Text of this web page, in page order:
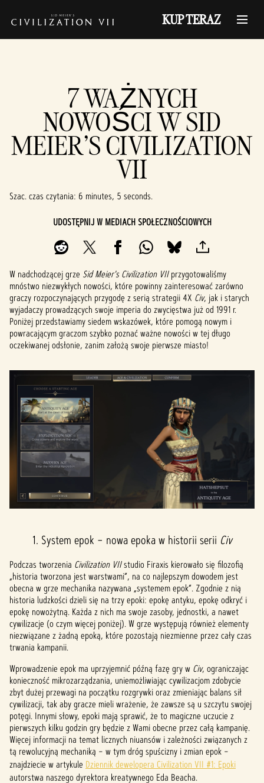
KUP TERAZ
7 WAŻNYCH
NOWOŚCI W SID
MEIER'S CIVILIZATION
VII
Szac. czas czytania 6 minutes, 5 seconds
UDOSTĘPNIJ W MEDIACH SPOŁECZNOŚCIOWYCH
W nadchodzącej grze Sid Meier's Civilization VIIprzygotowaliśmy
mnóstwo niezwykłych nowości, które powinny zainteresować zarówno
graczy rozpoczynających przygodę z serią strategii 4X Civ, jak i starych
wyjadaczy prowadzących swoje imperia do zwycięstwa już od 1991 r.
Poniżej przedstawiamy siedem wskazówek, które pomogą nowym i
powracającym graczom szybko poznać ważne nowości w tej długo
oczekiwanej odsłonie, zanim założą swoje pierwsze miasto!
1. System epok – nowa epoka w historii serii Civ
Podczas tworzenia Civilization VIIstudio Firaxis kierowało się filozofią
„historia tworzona jest warstwami”, na co najlepszym dowodem jest
obecna w grze mechanika nazywana „systemem epok”. Zgodnie z nią
historia ludzkości dzieli się na trzy epoki: epokę antyku, epokę odkryć i
epokę nowożytną. Każda z nich ma swoje zasoby, jednostki, a nawet
cywilizacje (o czym więcej poniżej). W grze występują również elementy
niezwiązane z żadną epoką, które pozostają niezmienne przez cały czas
trwania kampanii.
Wprowadzenie epok ma uprzyjemnić późną fazę gry w Civ, ograniczając
konieczność mikrozarządzania, uniemożliwiając cywilizacjom zdobycie
zbyt dużej przewagi na początku rozgrywki oraz zmieniając balans sił
cywilizacji, tak aby gracze mieli wrażenie, że zawsze są u szczytu swojej
potęgi. Innymi słowy, epoki mają sprawić, że to magiczne uczucie z
pierwszych kilku godzin gry będzie z Wami obecne przez całą kampanię.
Więcej informacji na temat licznych niuansów i zależności związanych z
tą rewolucyjną mechaniką – w tym dróg spuścizny i zmian epok –
znajdziecie w artykule Dziennik dewelopera Civilization VII #1: Epoki
autorstwa naszego dyrektora kreatywnego Eda Beacha.